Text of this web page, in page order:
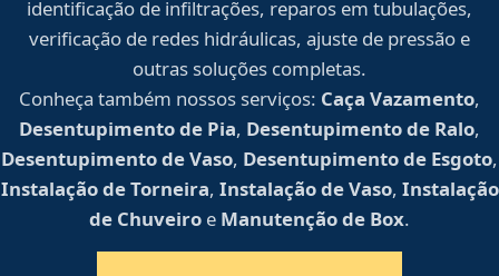
identificação de infiltrações, reparos em tubulações,
verificação de redes hidráulicas, ajuste de pressão e
outras soluções completas.
Conheça também nossos serviços: Caça Vazamento,
Desentupimento de Pia, Desentupimento de Ralo,
Desentupimento de Vaso, Desentupimento de Esgoto,
Instalação de Torneira, Instalação de Vaso, Instalação
de Chuveiro e Manutenção de Box.